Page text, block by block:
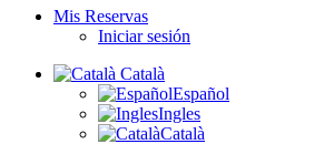
Mis Reservas
Iniciar sesión
Català
Español
Ingles
Català